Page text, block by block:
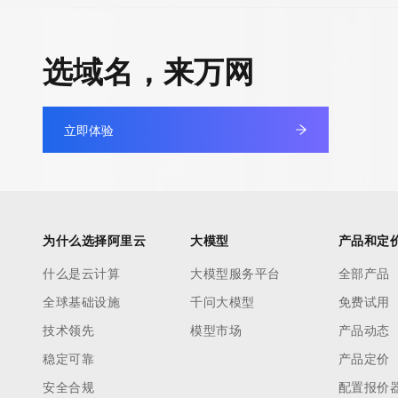
选域名，来万网
立即体验
为什么选择阿里云
什么是云计算
全球基础设施
技术领先
稳定可靠
安全合规
大模型
大模型服务平台
千问大模型
模型市场
产品和定
全部产品
免费试用
产品动态
产品定价
配置报价